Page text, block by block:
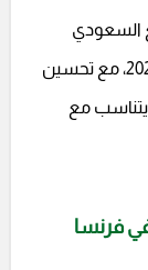
السعودي
بقلعة النادي الفرنسي حتى الثلاثين من يونيو 2029، مع تحسين
يتناسب مع
فرنسا